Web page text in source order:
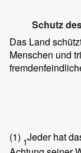
Schutz
Das Land
Menschen und
(1) 1Jeder hat